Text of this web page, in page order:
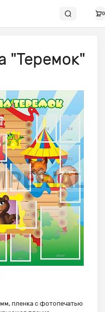
0
пленка с фотопечатью
"Теремок"